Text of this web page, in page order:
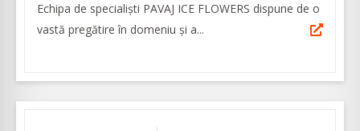
Echipa de specialiști PAVAJ ICE FLOWERS dispune de o
vastă pregătire în domeniu și a...